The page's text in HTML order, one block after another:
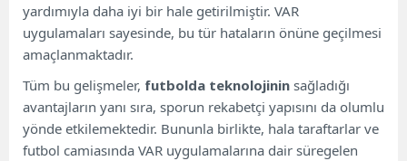
yardımıyla daha iyi bir hale getirilmiştir. VAR
uygulamaları sayesinde, bu tür hataların önüne geçilmesi
amaçlanmaktadır.
Tüm bu gelişmeler, futbolda teknolojinin sağladığı
avantajların yanı sıra, sporun rekabetçi yapısını da olumlu
yönde etkilemektedir. Bununla birlikte, hala taraftarlar ve
futbol camiasında VAR uygulamalarına dair süregelen